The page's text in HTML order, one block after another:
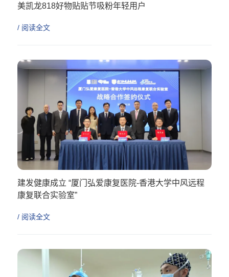
美凯龙818好物贴贴节吸粉年轻用户
/ 阅读全文
建发健康成立 “厦门弘爱康复医院-香港大学中风远程
康复联合实验室”
/ 阅读全文